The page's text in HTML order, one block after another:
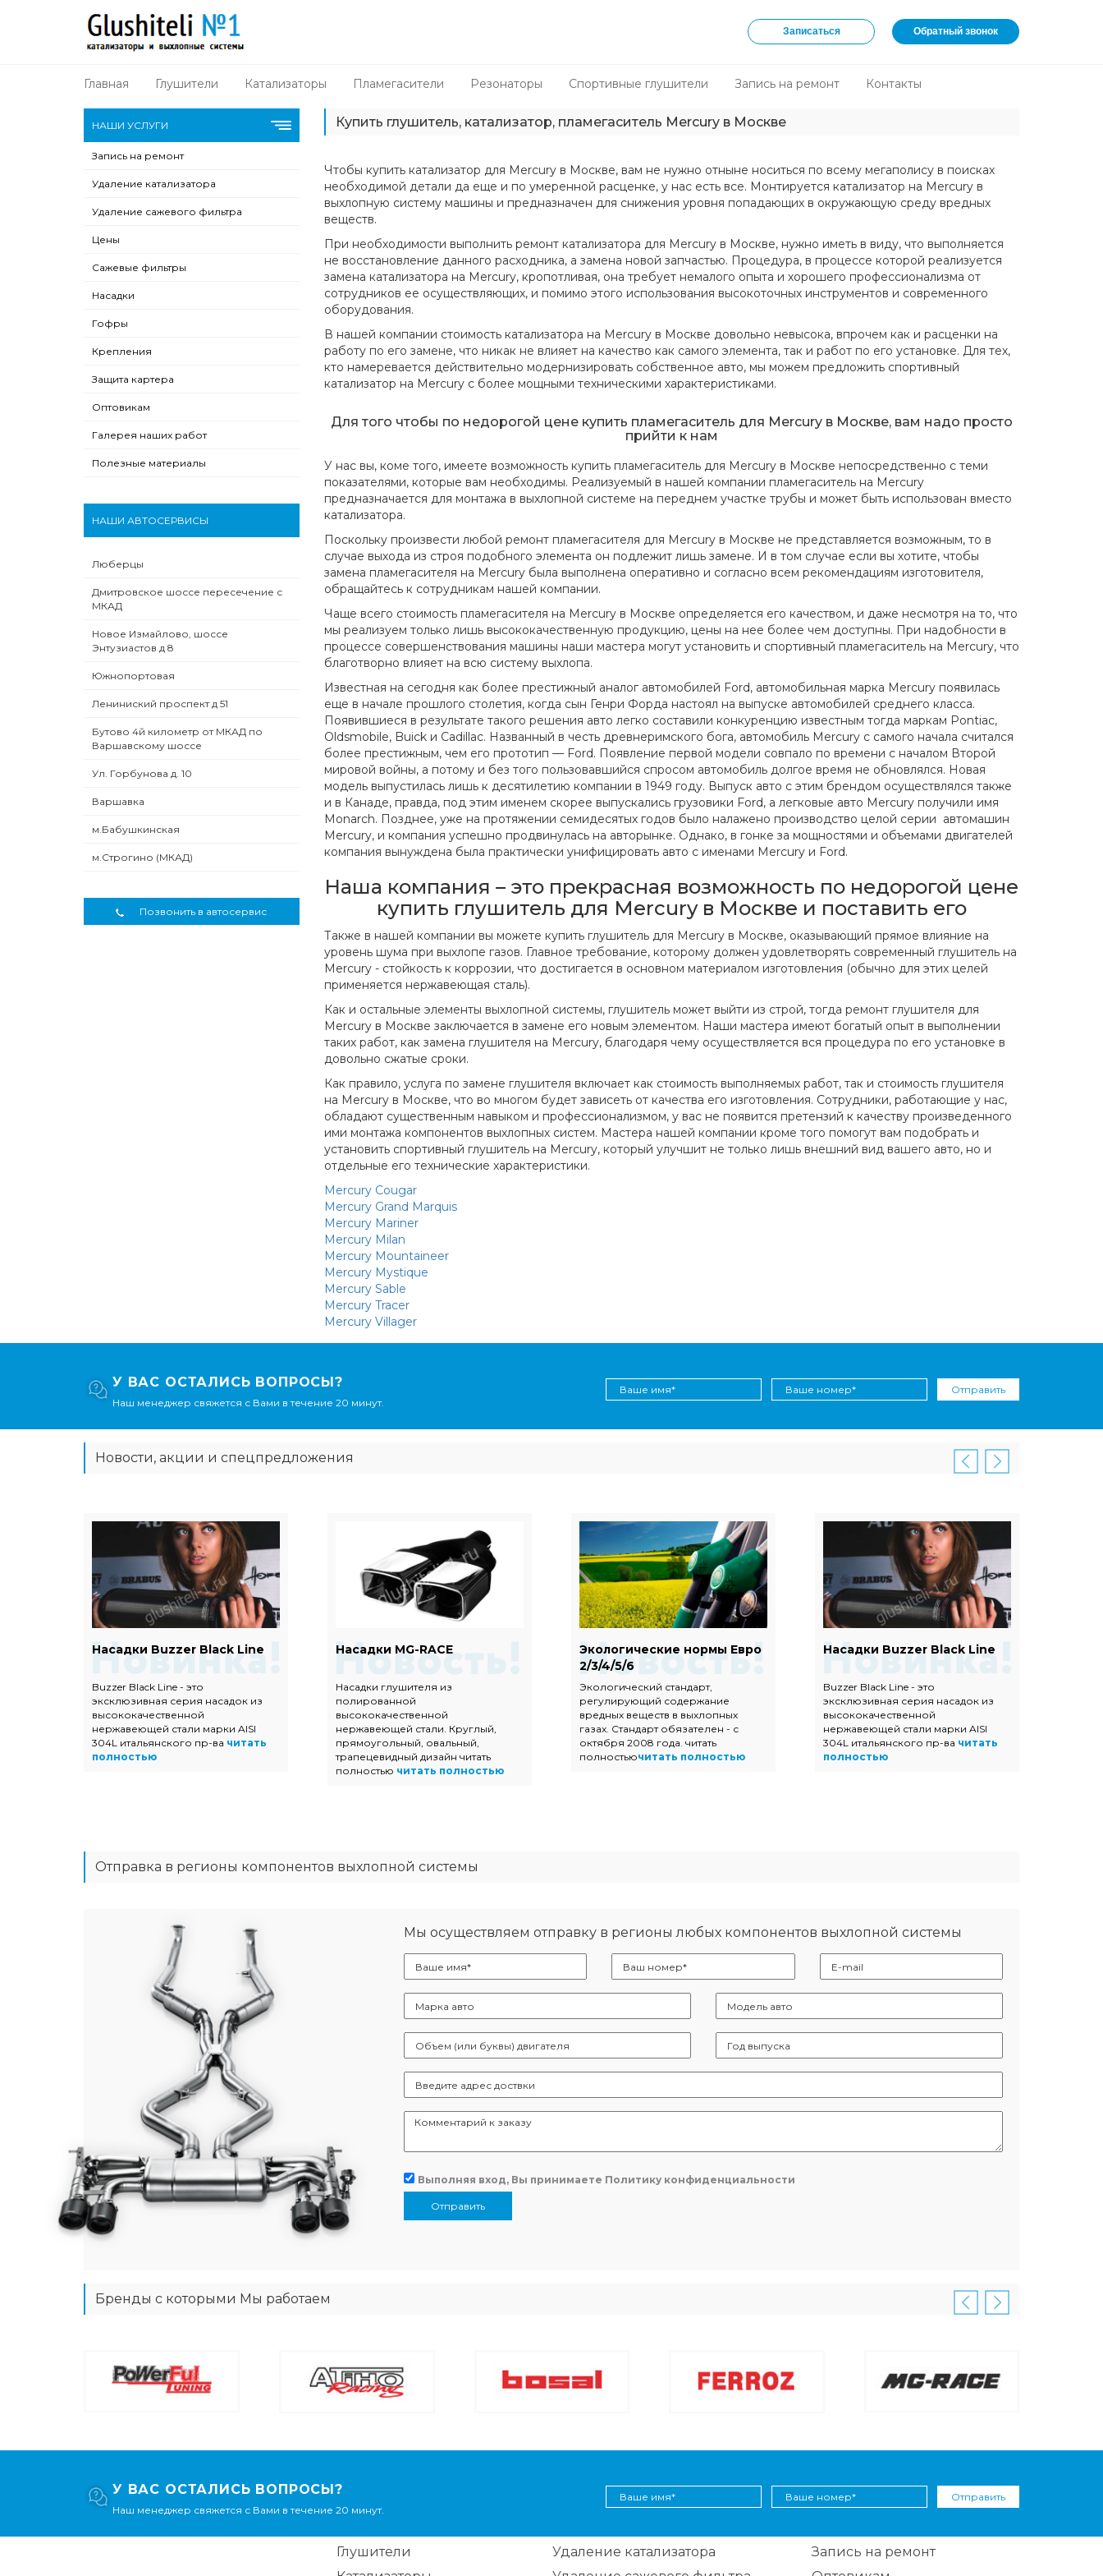
Записаться Обратный звонок
Главная Глушители Катализаторы Пламегасители Резонаторы Спортивные глушители Запись на ремонт Контакты
НАШИ УСЛУГИ
Запись на ремонт
Удаление катализатора
Удаление сажевого фильтра
Цены
Сажевые фильтры
Насадки
Гофры
Крепления
Защита картера
Оптовикам
Галерея наших работ
Полезные материалы
НАШИ АВТОСЕРВИСЫ
Люберцы
Дмитровское шоссе пересечение с
МКАД
Новое Измайлово, шоссе
Энтузиастов д 8
Южнопортовая
Лениниский проспект д 51
Бутово 4й километр от МКАД по
Варшавскому шоссе
Ул. Горбунова д. 10
Варшавка
м.Бабушкинская
м.Строгино (МКАД)
Позвонить в автосервис
Купить глушитель, катализатор, пламегаситель Mercury в Москве
Чтобы купить катализатор для Mercury в Москве, вам не нужно отныне носиться по всему мегаполису в поисках
необходимой детали да еще и по умеренной расценке, у нас есть все. Монтируется катализатор на Mercury в
выхлопную систему машины и предназначен для снижения уровня попадающих в окружающую среду вредных
веществ.
При необходимости выполнить ремонт катализатора для Mercury в Москве, нужно иметь в виду, что выполняется
не восстановление данного расходника, а замена новой запчастью. Процедура, в процессе которой реализуется
замена катализатора на Mercury, кропотливая, она требует немалого опыта и хорошего профессионализма от
сотрудников ее осуществляющих, и помимо этого использования высокоточных инструментов и современного
оборудования.
В нашей компании стоимость катализатора на Mercury в Москве довольно невысока, впрочем как и расценки на
работу по его замене, что никак не влияет на качество как самого элемента, так и работ по его установке. Для тех,
кто намеревается действительно модернизировать собственное авто, мы можем предложить спортивный
катализатор на Mercury с более мощными техническими характеристиками.
Для того чтобы по недорогой цене купить пламегаситель для Mercury в Москве, вам надо просто
прийти к нам
У нас вы, коме того, имеете возможность купить пламегаситель для Mercury в Москве непосредственно с теми
показателями, которые вам необходимы. Реализуемый в нашей компании пламегаситель на Mercury
предназначается для монтажа в выхлопной системе на переднем участке трубы и может быть использован вместо
катализатора.
Поскольку произвести любой ремонт пламегасителя для Mercury в Москве не представляется возможным, то в
случае выхода из строя подобного элемента он подлежит лишь замене. И в том случае если вы хотите, чтобы
замена пламегасителя на Mercury была выполнена оперативно и согласно всем рекомендациям изготовителя,
обращайтесь к сотрудникам нашей компании.
Чаще всего стоимость пламегасителя на Mercury в Москве определяется его качеством, и даже несмотря на то, что
мы реализуем только лишь высококачественную продукцию, цены на нее более чем доступны. При надобности в
процессе совершенствования машины наши мастера могут установить и спортивный пламегаситель на Mercury, что
благотворно влияет на всю систему выхлопа.
Известная на сегодня как более престижный аналог автомобилей Ford, автомобильная марка Mercury появилась
еще в начале прошлого столетия, когда сын Генри Форда настоял на выпуске автомобилей среднего класса.
Появившиеся в результате такого решения авто легко составили конкуренцию известным тогда маркам Pontiac,
Oldsmobile, Buick и Cadillac. Названный в честь древнеримского бога, автомобиль Mercury с самого начала считался
более престижным, чем его прототип — Ford. Появление первой модели совпало по времени с началом Второй
мировой войны, а потому и без того пользовавшийся спросом автомобиль долгое время не обновлялся. Новая
модель выпустилась лишь к десятилетию компании в 1949 году. Выпуск авто с этим брендом осуществлялся также
и в Канаде, правда, под этим именем скорее выпускались грузовики Ford, а легковые авто Mercury получили имя
Monarch. Позднее, уже на протяжении семидесятых годов было налажено производство целой серии автомашин
Mercury, и компания успешно продвинулась на авторынке. Однако, в гонке за мощностями и объемами двигателей
компания вынуждена была практически унифицировать авто с именами Mercury и Ford.
Наша компания – это прекрасная возможность по недорогой цене
купить глушитель для Mercury в Москве и поставить его
Также в нашей компании вы можете купить глушитель для Mercury в Москве, оказывающий прямое влияние на
уровень шума при выхлопе газов. Главное требование, которому должен удовлетворять современный глушитель на
Mercury - стойкость к коррозии, что достигается в основном материалом изготовления (обычно для этих целей
применяется нержавеющая сталь).
Как и остальные элементы выхлопной системы, глушитель может выйти из строй, тогда ремонт глушителя для
Mercury в Москве заключается в замене его новым элементом. Наши мастера имеют богатый опыт в выполнении
таких работ, как замена глушителя на Mercury, благодаря чему осуществляется вся процедура по его установке в
довольно сжатые сроки.
Как правило, услуга по замене глушителя включает как стоимость выполняемых работ, так и стоимость глушителя
на Mercury в Москве, что во многом будет зависеть от качества его изготовления. Сотрудники, работающие у нас,
обладают существенным навыком и профессионализмом, у вас не появится претензий к качеству произведенного
ими монтажа компонентов выхлопных систем. Мастера нашей компании кроме того помогут вам подобрать и
установить спортивный глушитель на Mercury, который улучшит не только лишь внешний вид вашего авто, но и
отдельные его технические характеристики.
Mercury Cougar
Mercury Grand Marquis
Mercury Mariner
Mercury Milan
Mercury Mountaineer
Mercury Mystique
Mercury Sable
Mercury Tracer
Mercury Villager
У ВАС ОСТАЛИСЬ ВОПРОСЫ?
Наш менеджер свяжется с Вами в течение 20 минут.
Отправить
Новости, акции и спецпредложения
Насадки Buzzer Black Line
Buzzer Black Line - это
эксклюзивная серия насадок из
высококачественной
нержавеющей стали марки AISI
304L итальянского пр-ва читать
полностью
Насадки MG-RACE
Насадки глушителя из
полированной
высококачественной
нержавеющей стали. Круглый,
прямоугольный, овальный,
трапецевидный дизайн читать
полностью читать полностью
Экологические нормы Евро
2/3/4/5/6
Экологический стандарт,
регулирующий содержание
вредных веществ в выхлопных
газах. Стандарт обязателен - с
октября 2008 года. читать
полностьючитать полностью
Насадки Buzzer Black Line
Buzzer Black Line - это
эксклюзивная серия насадок из
высококачественной
нержавеющей стали марки AISI
304L итальянского пр-ва читать
полностью
Отправка в регионы компонентов выхлопной системы
Мы осуществляем отправку в регионы любых компонентов выхлопной системы
Выполняя вход, Вы принимаете Политику конфиденциальности
Отправить
Бренды с которыми Мы работаем
У ВАС ОСТАЛИСЬ ВОПРОСЫ?
Наш менеджер свяжется с Вами в течение 20 минут.
Отправить
Глушители
Удаление катализатора
Запись на ремонт